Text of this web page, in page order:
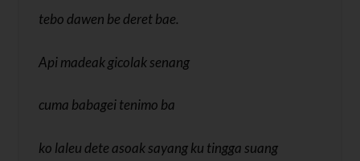
tebo dawen be deret bae.
Api madeak gicolak senang
cuma babagei tenimo ba
ko laleu dete asoak sayang ku tingga suang